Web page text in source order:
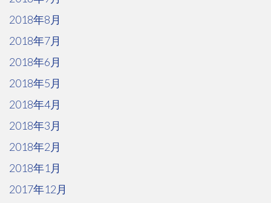
2018年8月
2018年7月
2018年6月
2018年5月
2018年4月
2018年3月
2018年2月
2018年1月
2017年12月